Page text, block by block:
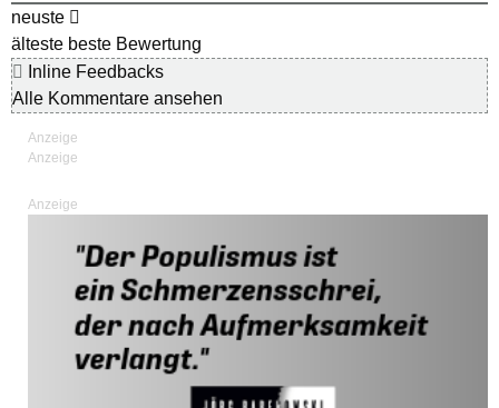
neuste
älteste beste Bewertung
Inline Feedbacks
Alle Kommentare ansehen
Anzeige